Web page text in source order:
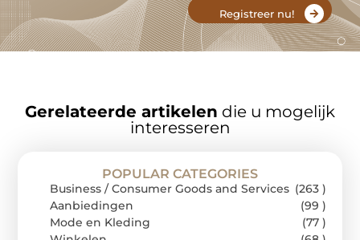
Registreer nu!
Gerelateerde artikelen die u mogelijk
interesseren
POPULAR CATEGORIES
Business / Consumer Goods and Services (263 )
Aanbiedingen
(99 )
Mode en Kleding
(77 )